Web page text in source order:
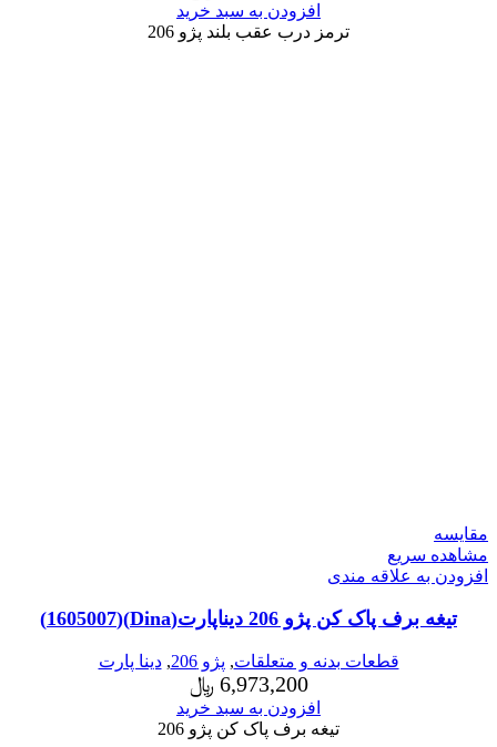
افزودن به سبد خرید
ترمز درب عقب بلند پژو 206
مقایسه
مشاهده سریع
افزودن به علاقه مندی
تیغه برف پاک کن پژو 206 دیناپارت(Dina)(1605007)
قطعات بدنه و متعلقات, پژو 206 ,دینا پارت
6,973,200 ﷼
افزودن به سبد خرید
تیغه برف پاک کن پژو 206